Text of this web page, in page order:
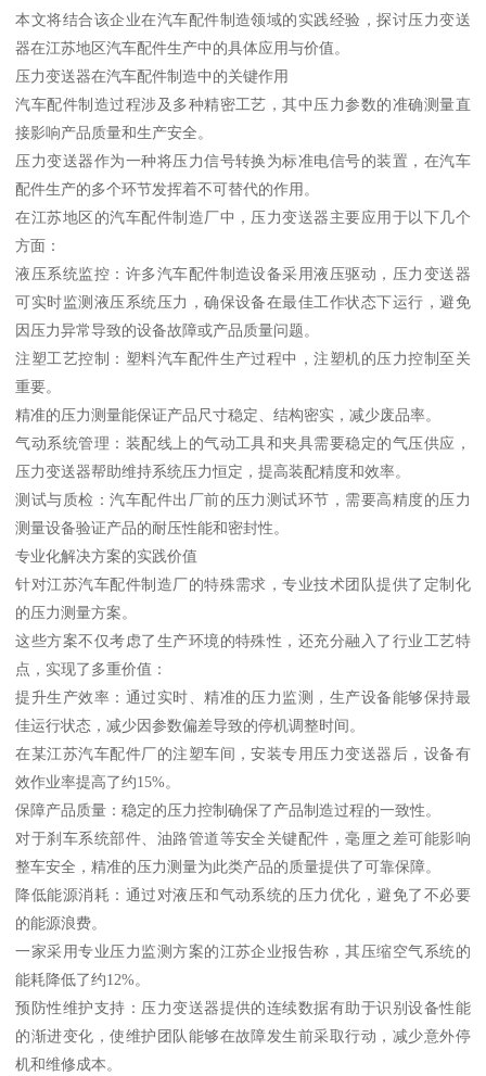
本文将结合该企业在汽车配件制造领域的实践经验，探讨压力变送
器在江苏地区汽车配件生产中的具体应用与价值。
压力变送器在汽车配件制造中的关键作用
汽车配件制造过程涉及多种精密工艺，其中压力参数的准确测量直
接影响产品质量和生产安全。
压力变送器作为一种将压力信号转换为标准电信号的装置，在汽车
配件生产的多个环节发挥着不可替代的作用。
在江苏地区的汽车配件制造厂中，压力变送器主要应用于以下几个
方面：
液压系统监控：许多汽车配件制造设备采用液压驱动，压力变送器
可实时监测液压系统压力，确保设备在最佳工作状态下运行，避免
因压力异常导致的设备故障或产品质量问题。
注塑工艺控制：塑料汽车配件生产过程中，注塑机的压力控制至关
重要。
精准的压力测量能保证产品尺寸稳定、结构密实，减少废品率。
气动系统管理：装配线上的气动工具和夹具需要稳定的气压供应，
压力变送器帮助维持系统压力恒定，提高装配精度和效率。
测试与质检：汽车配件出厂前的压力测试环节，需要高精度的压力
测量设备验证产品的耐压性能和密封性。
专业化解决方案的实践价值
针对江苏汽车配件制造厂的特殊需求，专业技术团队提供了定制化
的压力测量方案。
这些方案不仅考虑了生产环境的特殊性，还充分融入了行业工艺特
点，实现了多重价值：
提升生产效率：通过实时、精准的压力监测，生产设备能够保持最
佳运行状态，减少因参数偏差导致的停机调整时间。
在某江苏汽车配件厂的注塑车间，安装专用压力变送器后，设备有
效作业率提高了约15%。
保障产品质量：稳定的压力控制确保了产品制造过程的一致性。
对于刹车系统部件、油路管道等安全关键配件，毫厘之差可能影响
整车安全，精准的压力测量为此类产品的质量提供了可靠保障。
降低能源消耗：通过对液压和气动系统的压力优化，避免了不必要
的能源浪费。
一家采用专业压力监测方案的江苏企业报告称，其压缩空气系统的
能耗降低了约12%。
预防性维护支持：压力变送器提供的连续数据有助于识别设备性能
的渐进变化，使维护团队能够在故障发生前采取行动，减少意外停
机和维修成本。